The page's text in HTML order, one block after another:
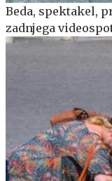
Beda, spektakel,
zadnjega